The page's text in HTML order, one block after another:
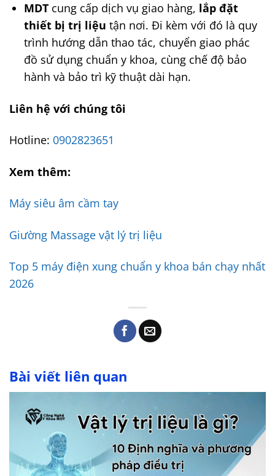
MDTcung cấp dịch vụ giao hàng, lắp đặt
thiết bị trị liệu tận nơi. Đi kèm với đó là quy
trình hướng dẫn thao tác, chuyển giao phác
đồ sử dụng chuẩn y khoa, cùng chế độ bảo
hành và bảo trì kỹ thuật dài hạn.
Liên hệ với chúng tôi
Hotline: 0902823651
Xem thêm:
Máy siêu âm cầm tay
Giường Massage vật lý trị liệu
Top 5 máy điện xung chuẩn y khoa bán chạy nhất
2026
Bài viết liên quan